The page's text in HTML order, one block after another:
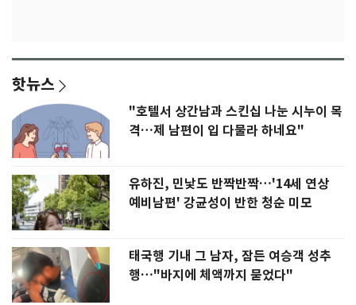
핫뉴스
"호텔서 상간남과 스킨십 나눈 시누이 목
격…제 남편이 입 다물라 하네요"
유하진, 민낯도 반짝반짝…'14세 연상
예비남편' 강균성이 반한 청순 미모
태국행 기내 그 남자, 잠든 여승객 성추
행…"바지에 체액까지 묻었다"